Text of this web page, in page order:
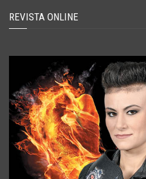
REVISTA ONLINE